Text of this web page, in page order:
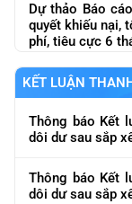
Dự thảo Báo
quyết khiếu nại,
phí, tiêu cực 6
KẾT LUẬN
Thông báo Kết
dôi dư sau sắp
Thông báo Kết
dôi dư sau sắp